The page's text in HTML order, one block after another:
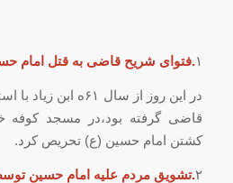
۱.فتوای شریح قاضی به قتل امام
در این روز از سال ۶۱ه
قاضی گرفته بود،در مسجد کوفه
کشتن امام حسین (ع) تحریص کرد.
۲.تشویق مردم علیه امام حسین توسط